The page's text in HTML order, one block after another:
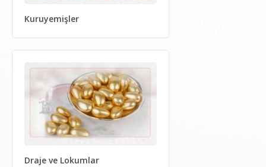
Kuruyemişler
Draje ve Lokumlar